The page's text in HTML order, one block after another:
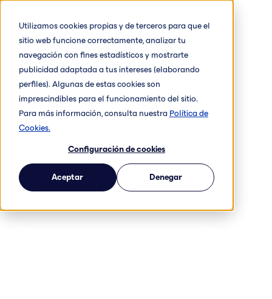
Utilizamos cookies propias y de terceros para que el
sitio web funcione correctamente, analizar tu
navegación con fines estadísticos y mostrarte
publicidad adaptada a tus intereses (elaborando
perfiles). Algunas de estas cookies son
imprescindibles para el funcionamiento del sitio.
Para más información, consulta nuestra Política de
Cookies.
Configuración de cookies
Aceptar Denegar